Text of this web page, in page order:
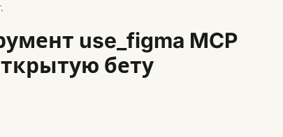
use_figma MCP
бету